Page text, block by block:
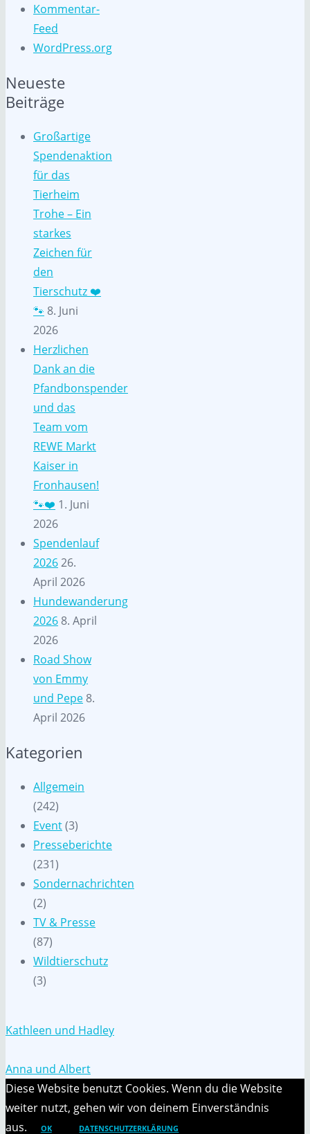
Kommentar-
Feed
WordPress.org
Neueste
Beiträge
Großartige
Spendenaktion
für das
Tierheim
Trohe – Ein
starkes
Zeichen für
den
Tierschutz ❤️
🐾 8. Juni
2026
Herzlichen
Dank an die
Pfandbonspender
und das
Team vom
REWE Markt
Kaiser in
Fronhausen!
🐾❤️ 1. Juni
2026
Spendenlauf
202626.
April 2026
Hundewanderung
2026 8. April
2026
Road Show
von Emmy
und Pepe 8.
April 2026
Kategorien
Allgemein
(242)
Event(3)
Presseberichte
(231)
Sondernachrichten
(2)
TV & Presse
(87)
Wildtierschutz
(3)
Kathleen und Hadley
Anna und Albert
Diese Website benutzt Cookies. Wenn du die Website
weiter nutzt, gehen wir von deinem Einverständnis
aus.
OK DATENSCHUTZERKLÄRUNG